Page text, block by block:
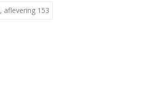
aflevering 153